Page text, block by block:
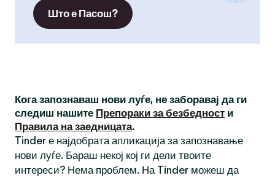
Што е Пасош?
Кога запознаваш нови луѓе, не заборавај да ги
следиш нашите Препораки за безбедност и
Правила на заедницата.
Tinder е најдобрата апликација за запознавање
нови луѓе. Бараш некој кој ги дели твоите
интереси? Нема проблем. На Tinder можеш да